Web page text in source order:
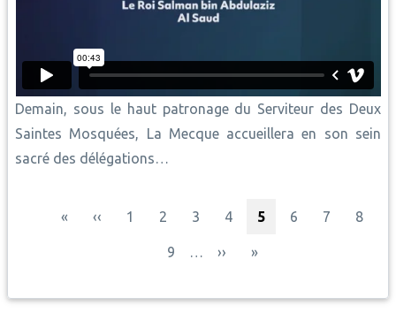
Demain, sous le haut patronage du Serviteur des Deux
Saintes Mosquées, La Mecque accueillera en son sein
sacré des délégations…
Première page
« Page précédente
‹‹ Page
1 Page
2 Page
3 Page
4 Page courante
5 Page
6 Page
7 Page
8
Page
9 … Page suivante
›› Dernière page
»